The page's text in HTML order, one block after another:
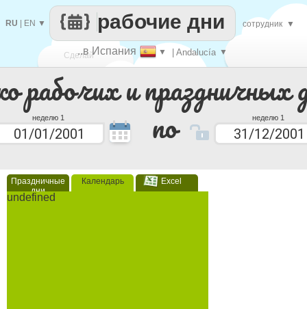
рабочих и праздничных
неделю 1 по неделю 1
Праздничные
дни
Календарь Excel
undefined
Сделай
каждый
..в Испания ▼ | Andalucía ▼
рабочие дни
RU EN ▼ сотрудник ▼